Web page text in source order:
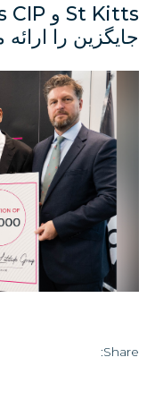
جایگزین را
Share: